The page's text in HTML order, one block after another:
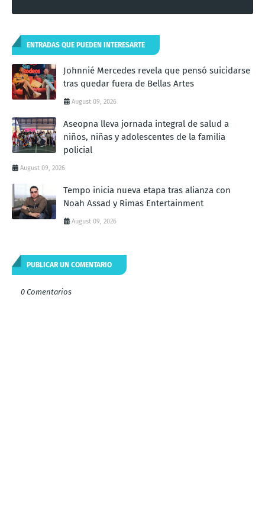
ENTRADAS QUE PUEDEN INTERESARTE
Johnnié Mercedes revela que pensó suicidarse
tras quedar fuera de Bellas Artes
August 09, 2026
Aseopna lleva jornada integral de salud a
niños, niñas y adolescentes de la familia
policial
August 09, 2026
Tempo inicia nueva etapa tras alianza con
Noah Assad y Rimas Entertainment
August 09, 2026
PUBLICAR UN COMENTARIO
0 Comentarios